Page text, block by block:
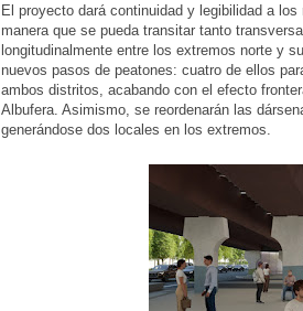
El proyecto dará continuidad y legibilidad a
manera que se pueda transitar tanto
longitudinalmente entre los extremos norte y
nuevos pasos de peatones: cuatro de ellos
ambos distritos, acabando con el efecto
Albufera. Asimismo, se reordenarán las
generándose dos locales en los extremos.